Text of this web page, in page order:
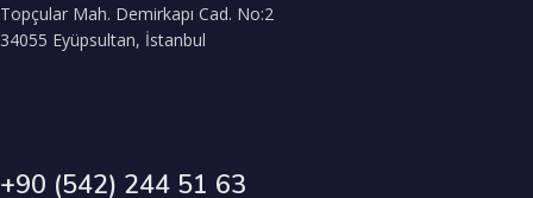
Topçular Mah. Demirkapı Cad. No:2
34055 Eyüpsultan, İstanbul
+90 (542) 244 51 63